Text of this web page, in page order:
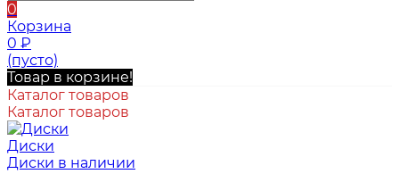
0
Корзина
0 ₽
(пусто)
Товар в корзине!
Каталог товаров
Каталог товаров
Диски
Диски в наличии